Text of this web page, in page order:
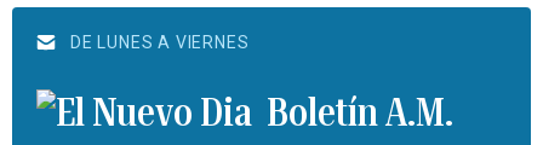
DE LUNES A VIERNES
Boletín A.M.